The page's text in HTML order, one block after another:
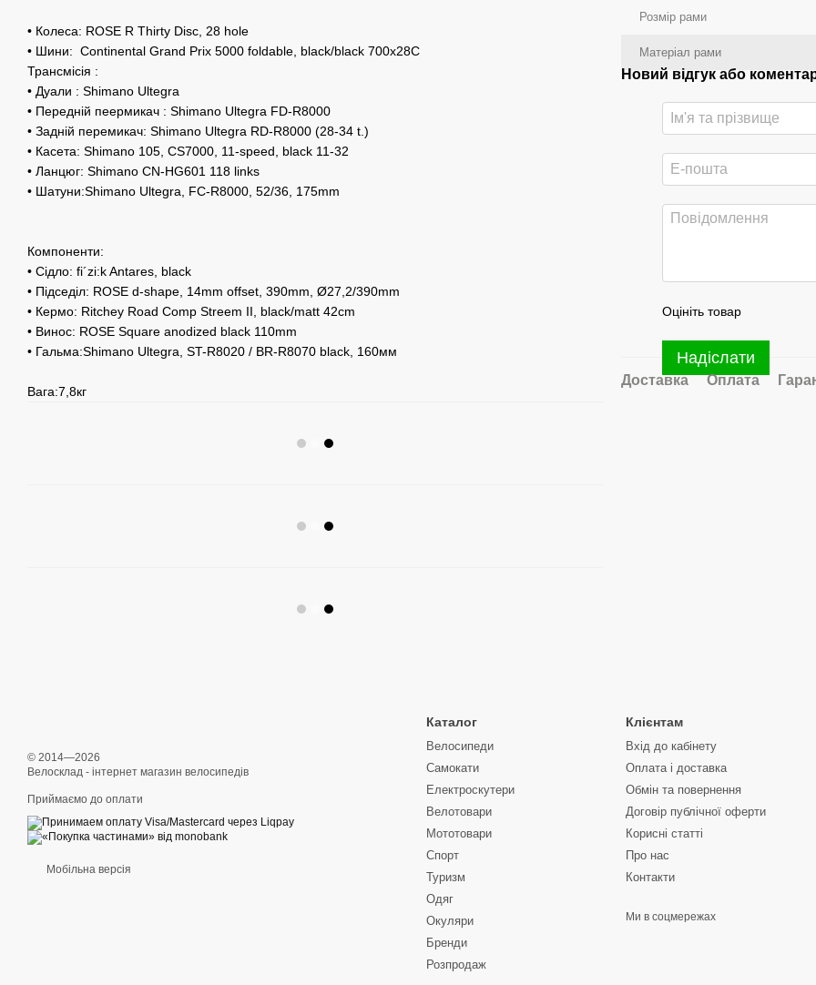
• Колеса: ROSE R Thirty Disc, 28 hole
• Шини: Continental Grand Prix 5000 foldable, black/black 700x28C
Трансмісія :
• Дуали : Shimano Ultegra
• Передній пеермикач : Shimano Ultegra FD-R8000
• Задній перемикач: Shimano Ultegra RD-R8000 (28-34 t.)
• Касета: Shimano 105, CS7000, 11-speed, black 11-32
• Ланцюг: Shimano CN-HG601 118 links
• Шатуни:Shimano Ultegra, FC-R8000, 52/36, 175mm
Компоненти:
• Сідло: fi´zi:k Antares, black
• Підседіл: ROSE d-shape, 14mm offset, 390mm, Ø27,2/390mm
• Кермо: Ritchey Road Comp Streem II, black/matt 42cm
• Винос: ROSE Square anodized black 110mm
• Гальма:Shimano Ultegra, ST-R8020 / BR-R8070 black, 160мм
Вага:7,8кг
Розмір рами
Матеріал рами
Новий відгук або
Оцініть товар
Надіслати
Доставка Оплата
© 2014—2026
Велосклад - інтернет магазин велосипедів
Приймаємо до оплати
Мобільна версія
Каталог
Велосипеди
Самокати
Електроскутери
Велотовари
Мототовари
Спорт
Туризм
Одяг
Окуляри
Бренди
Розпродаж
Клієнтам
Вхід до кабінету
Оплата і доставка
Обмін та повернення
Договір публічної оферти
Корисні статті
Про нас
Контакти
Ми в соцмережах